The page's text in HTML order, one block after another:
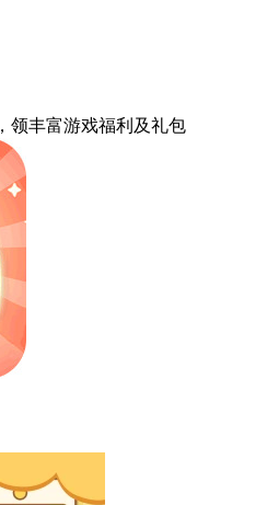
，领丰富游戏福利 及礼包